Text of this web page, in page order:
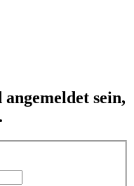
sein,